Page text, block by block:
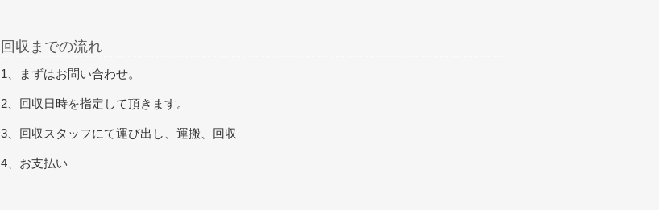
回収までの流れ
1、まずはお問い合わせ。
2、回収日時を指定して頂きます。
3、回収スタッフにて運び出し、運搬、回収
4、お支払い